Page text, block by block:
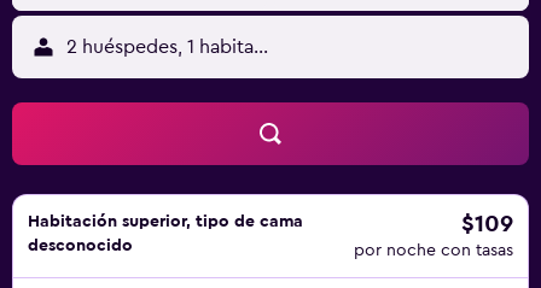
servicios para personas de negocios incluyen escritorio y
cajas fuertes. Las habitaciones también incluyen cafetera y
tetera y cortinas opacas. Es posible solicitar juegos de
cama hipoalergénicos, tabla de planchar con plancha y
secador de pelo. Se ofrece servicio de limpieza todos los
días. Se pueden practicar las actividades de ocio y
esparcimiento que se indican más abajo en las
instalaciones o cerca del alojamiento (es posible que se
aplique un recargo).
2 huéspedes, 1 habitación
Habitación superior, tipo de cama
desconocido
$109
por noche con tasas